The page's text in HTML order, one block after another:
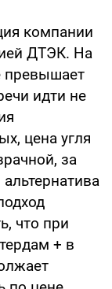
компании
ДТЭК. На
превышает
идти не
цена угля
за
что при
+ в